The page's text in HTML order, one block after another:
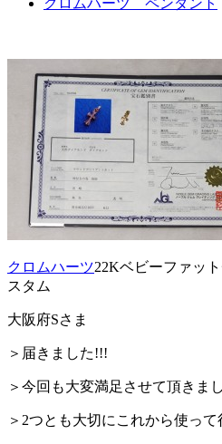
クロムハーツ22Kベビーファッ
スタム
大阪府Sさま
＞届きました!!!
＞今回も大変満足させて頂きまし
＞2つとも大切にこれから使って